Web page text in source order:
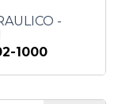
-
1000